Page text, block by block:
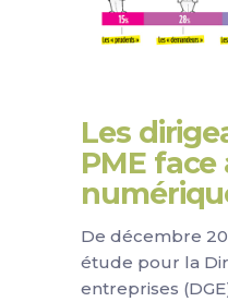
Les
PME face
De décembre
étude pour la
entreprises